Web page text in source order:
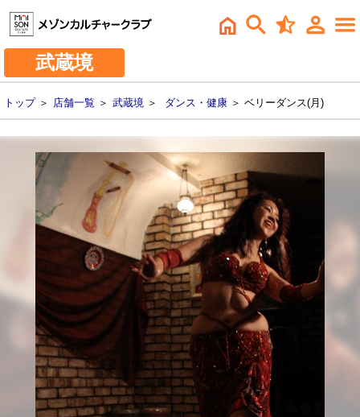
武蔵境
トップ＞ 店舗一覧 ＞ 武蔵境 ＞ ダンス・健康 ＞ ベリーダンス(月)